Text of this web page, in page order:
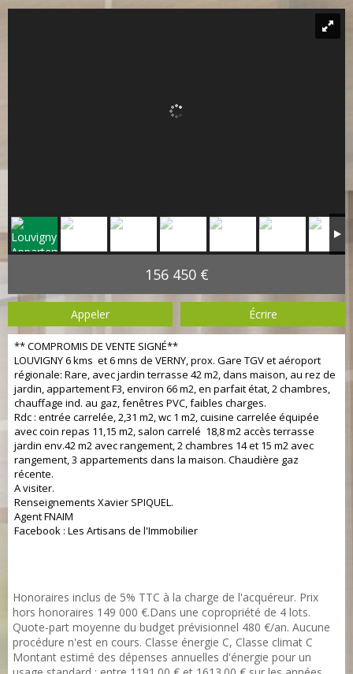
156 450 €
Appeler Écrire
** COMPROMIS DE VENTE SIGNÉ**
LOUVIGNY 6 kms et 6 mns de VERNY, prox. Gare TGV et aéroport
régionale: Rare, avec jardin terrasse 42 m2, dans maison, au rez de
jardin, appartement F3, environ 66 m2, en parfait état, 2 chambres,
chauffage ind. au gaz, fenêtres PVC, faibles charges.
Rdc : entrée carrelée, 2,31 m2, wc 1 m2, cuisine carrelée équipée
avec coin repas 11,15 m2, salon carrelé 18,8 m2 accès terrasse
jardin env.42 m2 avec rangement, 2 chambres 14 et 15 m2 avec
rangement, 3 appartements dans la maison. Chaudière gaz
récente.
A visiter.
Renseignements Xavier SPIQUEL.
Agent FNAIM
Facebook : Les Artisans de l'Immobilier
Honoraires inclus de 5% TTC à la charge de l'acquéreur. Prix
hors honoraires 149 000 €.Dans une copropriété de 4 lots.
Quote-part moyenne du budget prévisionnel 480 €/an. Aucune
procédure n'est en cours. Classe énergie C, Classe climat C
Montant estimé des dépenses annuelles d'énergie pour un